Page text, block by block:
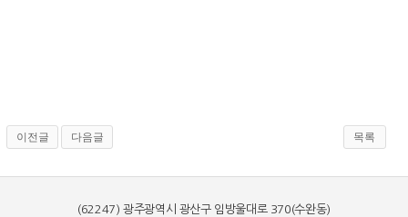
이전글 다음글 목록
(62247) 광주광역시 광산구 임방울대로 370(수완동)